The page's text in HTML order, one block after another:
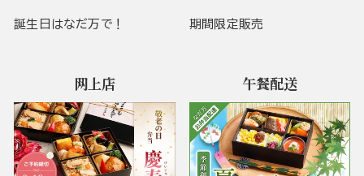
誕生日はなだ万で！ 期間限定販売
网上店 午餐配送